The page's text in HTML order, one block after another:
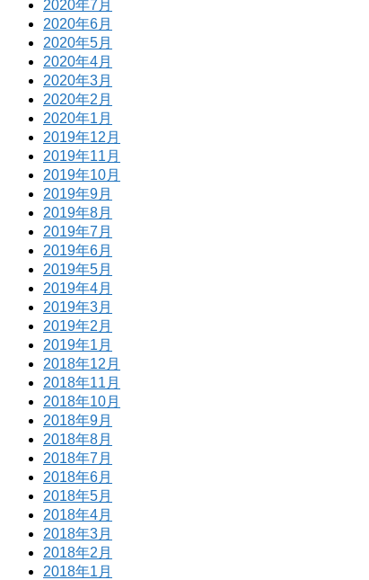
2020年7月
2020年6月
2020年5月
2020年4月
2020年3月
2020年2月
2020年1月
2019年12月
2019年11月
2019年10月
2019年9月
2019年8月
2019年7月
2019年6月
2019年5月
2019年4月
2019年3月
2019年2月
2019年1月
2018年12月
2018年11月
2018年10月
2018年9月
2018年8月
2018年7月
2018年6月
2018年5月
2018年4月
2018年3月
2018年2月
2018年1月